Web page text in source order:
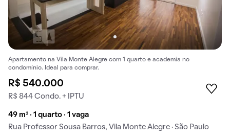
Apartamento na Vila Monte Alegre com 1 quarto e academia no
condomínio. Ideal para comprar.
R$ 540.000
R$ 844 Condo. + IPTU
49 m² · 1 quarto · 1 vaga
Rua Professor Sousa Barros, Vila Monte Alegre · São Paulo